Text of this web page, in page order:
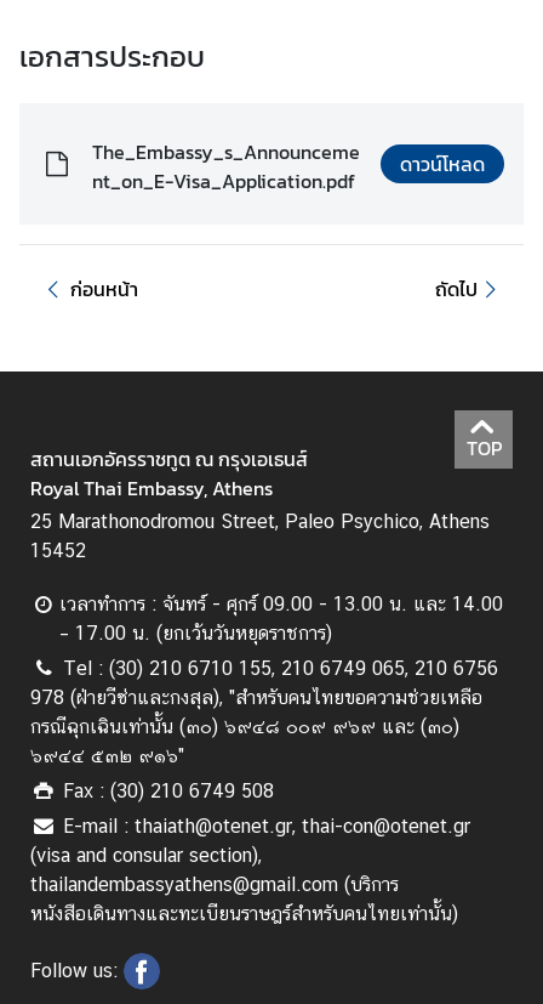
า
ง
ติ
เอกสารประกอบ
The_Embassy_s_Announceme
nt_on_E-Visa_Application.pdf
ดาวน์โหลด
ก่อนหน้า ถัดไป
TOP
สถานเอกอัครราชทูต ณ กรุงเอเธนส์
Royal Thai Embassy, Athens
25 Marathonodromou Street, Paleo Psychico, Athens
15452
เวลาทำการ : จันทร์ - ศุกร์ 09.00 - 13.00 น. และ 14.00
– 17.00 น. (ยกเว้นวันหยุดราชการ)
Tel : (30) 210 6710 155, 210 6749 065, 210 6756
978 (ฝ่ายวีซ่าและกงสุล), "สำหรับคนไทยขอความช่วยเหลือ
กรณีฉุกเฉินเท่านั้น (๓๐) ๖๙๔๘ ๐๐๙ ๙๖๙ และ (๓๐)
๖๙๔๔ ๕๓๒ ๙๑๖"
Fax : (30) 210 6749 508
E-mail : thaiath@otenet.gr, thai-con@otenet.gr
(visa and consular section),
thailandembassyathens@gmail.com (บริการ
หนังสือเดินทางและทะเบียนราษฎร์สำหรับคนไทยเท่านั้น)
Follow us: